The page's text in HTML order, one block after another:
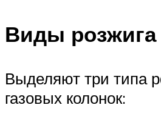
Виды розжига
Выделяют три типа
газовых колонок: